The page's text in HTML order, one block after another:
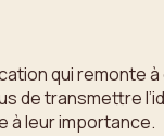
qui remonte
de transmettre
à leur importance.